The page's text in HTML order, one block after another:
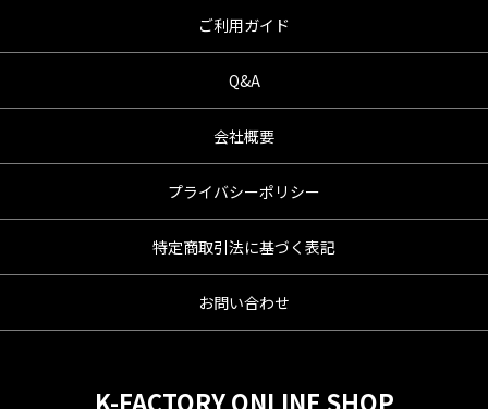
ご利用ガイド
Q&A
会社概要
プライバシーポリシー
特定商取引法に基づく表記
お問い合わせ
K-FACTORY ONLINE SHOP